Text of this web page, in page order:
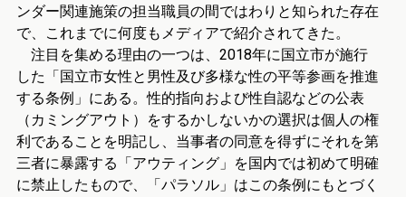
ンダー関連施策の担当職員の間ではわりと知られた存在
で、これまでに何度もメディアで紹介されてきた。
注目を集める理由の一つは、2018年に国立市が施行
した「国立市女性と男性及び多様な性の平等参画を推進
する条例」にある。性的指向および性自認などの公表
（カミングアウト）をするかしないかの選択は個人の権
利であることを明記し、当事者の同意を得ずにそれを第
三者に暴露する「アウティング」を国内では初めて明確
に禁止したもので、「パラソル」はこの条例にもとづく